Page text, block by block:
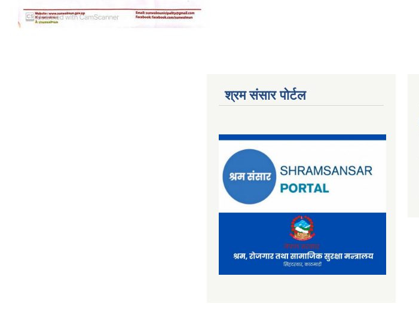
श्रम संसार पोर्टल